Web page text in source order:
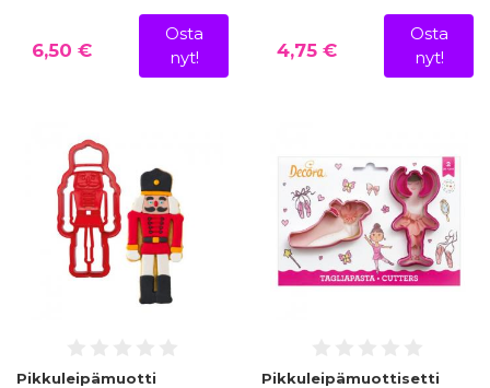
6,50 €
Osta
nyt!
4,75 €
Osta
nyt!
Pikkuleipämuotti
Pikkuleipämuottisetti